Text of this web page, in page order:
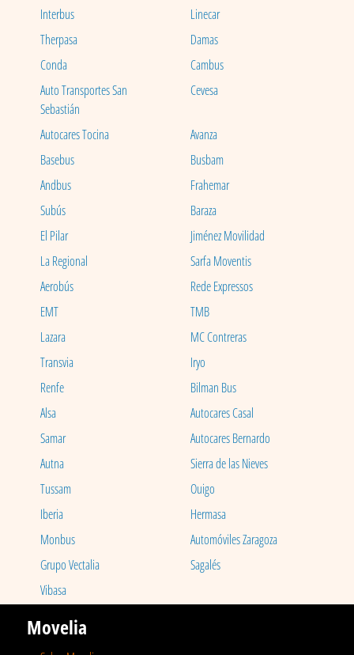
Interbus
Linecar
Therpasa
Damas
Conda
Cambus
Auto Transportes San
Sebastián
Cevesa
Autocares Tocina
Avanza
Basebus
Busbam
Andbus
Frahemar
Subús
Baraza
El Pilar
Jiménez Movilidad
La Regional
Sarfa Moventis
Aerobús
Rede Expressos
EMT
TMB
Lazara
MC Contreras
Transvia
Iryo
Renfe
Bilman Bus
Alsa
Autocares Casal
Samar
Autocares Bernardo
Autna
Sierra de las Nieves
Tussam
Ouigo
Iberia
Hermasa
Monbus
Automóviles Zaragoza
Grupo Vectalia
Sagalés
Vibasa
Movelia